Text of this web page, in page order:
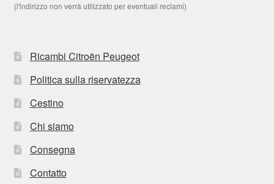
(l'indirizzo non verrà utilizzato per eventuali reclami)
Ricambi Citroën Peugeot
Politica sulla riservatezza
Cestino
Chi siamo
Consegna
Contatto